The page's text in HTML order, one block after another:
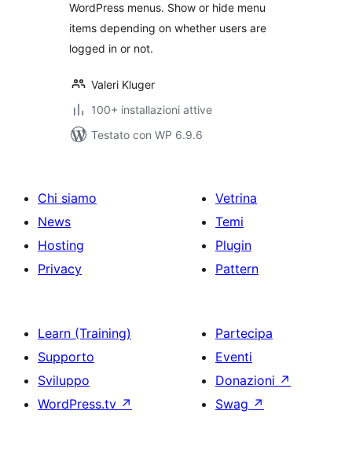
WordPress menus. Show or hide menu
items depending on whether users are
logged in or not.
Valeri Kluger
100+ installazioni attive
Testato con WP 6.9.6
Chi siamo
News
Hosting
Privacy
Vetrina
Temi
Plugin
Pattern
Learn (Training)
Supporto
Sviluppo
WordPress.tv ↗
Partecipa
Eventi
Donazioni ↗
Swag ↗